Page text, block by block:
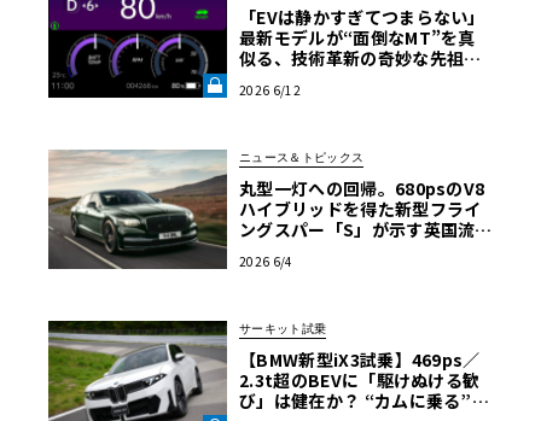
「EVは静かすぎてつまらない」――
最新モデルが“面倒なMT”を真
似る、技術革新の奇妙な先祖返
セテ その7】《LE VOLANT LA
2026 6/12
ニュース＆トピックス
丸型一灯への回帰。680psのV8
ハイブリッドを得た新型フライ
ングスパー「S」が示す英国流サ
2026 6/4
サーキット試乗
【BMW新型iX3試乗】469ps／
2.3t超のBEVに「駆けぬける歓
び」は健在か？ “カムに乗る”官